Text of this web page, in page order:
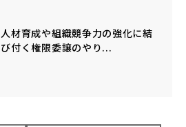
人材育成や組織競争力の強化に結
び付く権限委譲のやり...